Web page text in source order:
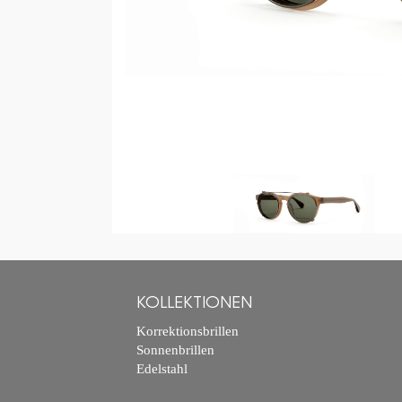
KOLLEKTIONEN
Korrektionsbrillen
Sonnenbrillen
Edelstahl